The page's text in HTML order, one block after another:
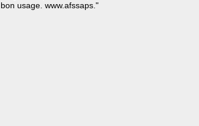
usage. www.afssaps."